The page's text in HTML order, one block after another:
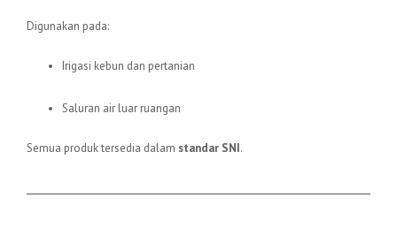
Digunakan pada:
Irigasi kebun dan pertanian
Saluran air luar ruangan
Semua produk tersedia dalam standar SNI.